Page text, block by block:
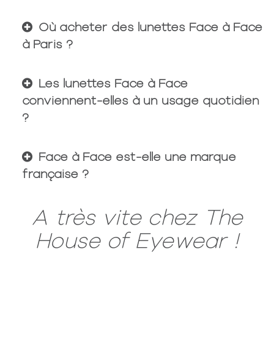
Où acheter des lunettes Face à Face
à Paris ?
Les lunettes Face à Face
conviennent-elles à un usage quotidien
?
Face à Face est-elle une marque
française ?
A très vite chez The
House of Eyewear !